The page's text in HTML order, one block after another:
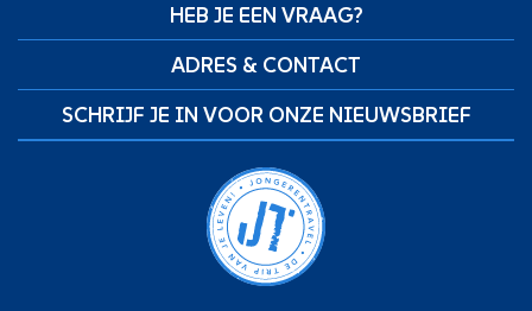
HEB JE EEN VRAAG?
ADRES & CONTACT
SCHRIJF JE IN VOOR ONZE NIEUWSBRIEF